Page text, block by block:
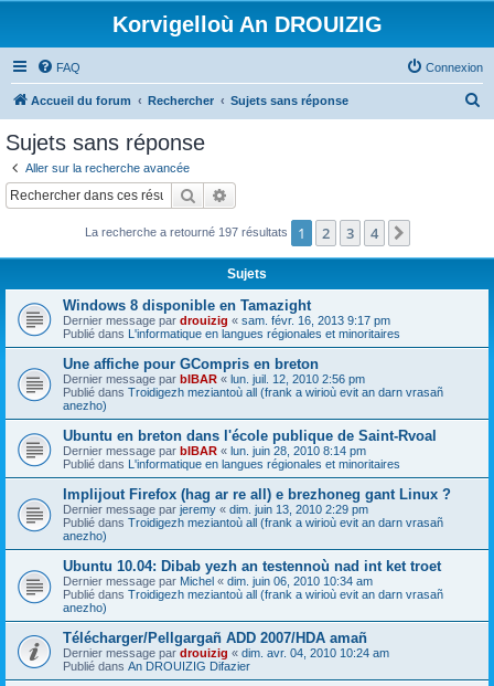
Korvigelloù An DROUIZIG
FAQ Connexion
Accueil du forum Rechercher Sujets sans réponse
c
Sujets sans réponse
Aller sur la recherche avancée
Rechercher
La recherche a retourné 197 résultats 1 2 3 4
Sujets
Windows 8 disponible en Tamazight
Dernier message par drouizig « sam. févr. 16, 2013 9:17 pm
Publié dans L'informatique en langues régionales et minoritaires
Une affiche pour GCompris en breton
Dernier message par bIBAR « lun. juil. 12, 2010 2:56 pm
Publié dans Troidigezh meziantoù all (frank a wirioù evit an darn vrasañ
anezho)
Ubuntu en breton dans l'école publique de Saint-Rvoal
Dernier message par bIBAR « lun. juin 28, 2010 8:14 pm
Publié dans L'informatique en langues régionales et minoritaires
Implijout Firefox (hag ar re all) e brezhoneg gant Linux ?
Dernier message par jeremy « dim. juin 13, 2010 2:29 pm
Publié dans Troidigezh meziantoù all (frank a wirioù evit an darn vrasañ
anezho)
Ubuntu 10.04: Dibab yezh an testennoù nad int ket troet
Dernier message par Michel « dim. juin 06, 2010 10:34 am
Publié dans Troidigezh meziantoù all (frank a wirioù evit an darn vrasañ
anezho)
Télécharger/Pellgargañ ADD 2007/HDA amañ
Dernier message par drouizig « dim. avr. 04, 2010 10:24 am
Publié dans An DROUIZIG Difazier